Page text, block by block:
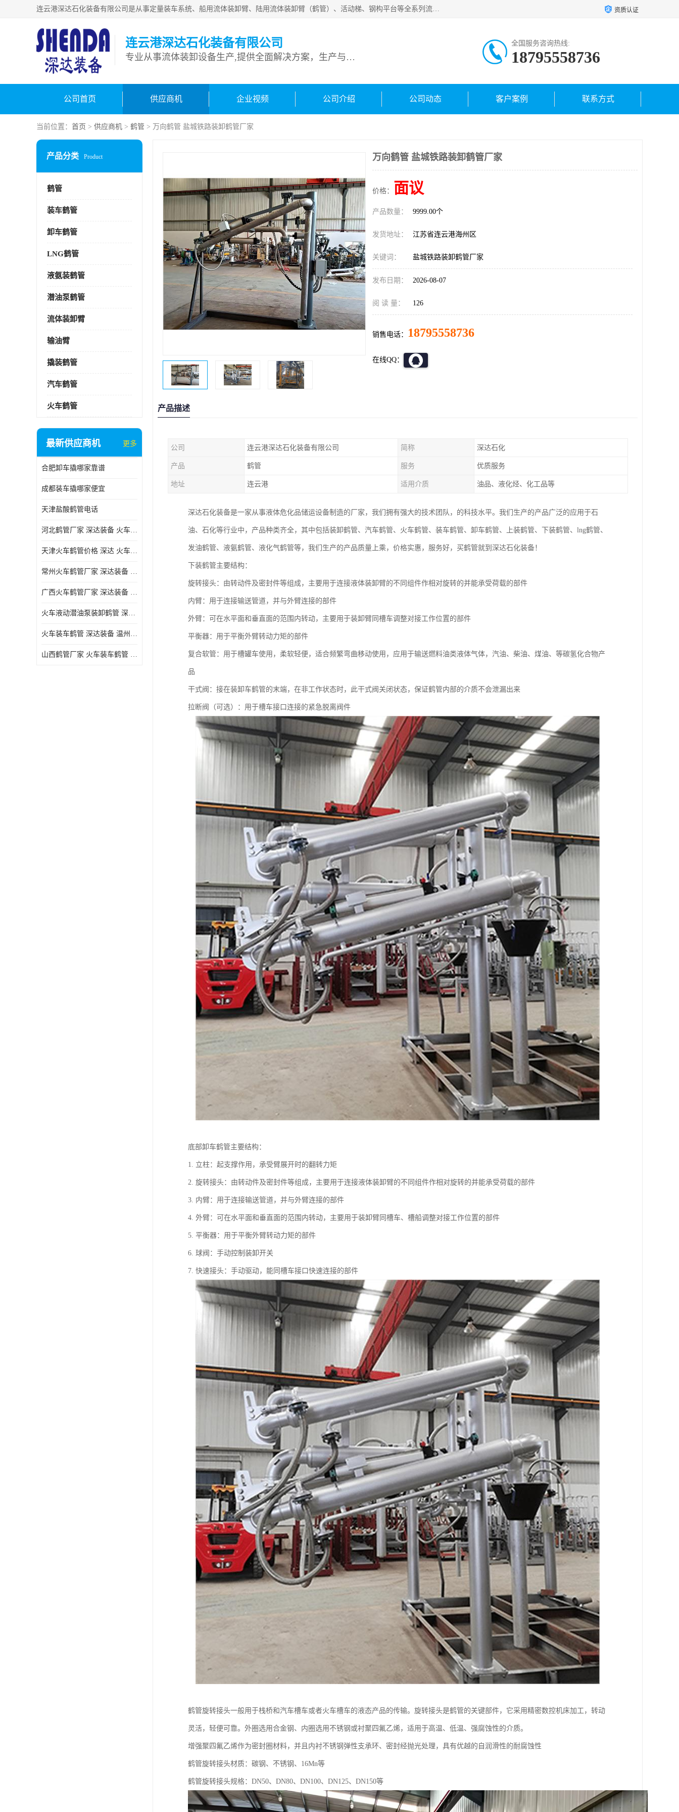
连云港深达石化装备有限公司是从事定量装车系统、船用流体装卸臂、陆用流体装卸臂（鹤管）、活动梯、钢构平台等全系列流体装卸设备的设计、制造、销售以及服务的专业供应商。公司始终以客户为中心，密切跟踪国内外油气储运及装卸设备先进技术的发展，以先进的技术、优质的产品、一流的服务，满足客户需求。 资质认证
连云港深达石化装备有限公司
专业从事流体装卸设备生产,提供全面解决方案，生产与定制服务
全国服务咨询热线:
18795558736
公司首页 供应商机 企业视频 公司介绍 公司动态 客户案例 联系方式
当前位置： 首页 > 供应商机 > 鹤管 > 万向鹤管 盐城铁路装卸鹤管厂家
产品分类 Product
鹤管
装车鹤管
卸车鹤管
LNG鹤管
液氨装鹤管
潜油泵鹤管
流体装卸臂
输油臂
撬装鹤管
汽车鹤管
火车鹤管
最新供应商机 更多
合肥卸车撬哪家靠谱
成都装车撬哪家便宜
天津盐酸鹤管电话
河北鹤管厂家 深达装备 火车液动潜油泵装卸鹤管
天津火车鹤管价格 深达 火车鹤管系列
常州火车鹤管厂家 深达装备 火车鹤管系列
广西火车鹤管厂家 深达装备 火车鹤管系列
火车液动潜油泵装卸鹤管 深达装备 安徽火车鹤管厂家
火车装车鹤管 深达装备 温州鹤管价格
山西鹤管厂家 火车装车鹤管 深达
万向鹤管 盐城铁路装卸鹤管厂家
价格： 面议
产品数量： 9999.00个
发货地址： 江苏省连云港海州区
关键词： 盐城铁路装卸鹤管厂家
发布日期： 2026-08-07
阅 读 量： 126
销售电话： 18795558736
在线QQ：
产品描述
公司 连云港深达石化装备有限公司 简称 深达石化
产品 鹤管 服务 优质服务
地址 连云港 适用介质 油品、液化烃、化工品等
深达石化装备是一家从事液体危化品储运设备制造的厂家，我们拥有强大的技术团队，的科技水平。我们生产的产品广泛的应用于石
油、石化等行业中，产品种类齐全，其中包括装卸鹤管、汽车鹤管、火车鹤管、装车鹤管、卸车鹤管、上装鹤管、下装鹤管、lng鹤管、
发油鹤管、液氨鹤管、液化气鹤管等，我们生产的产品质量上乘，价格实惠，服务好，买鹤管就到深达石化装备！
下装鹤管主要结构：
旋转接头：由转动件及密封件等组成，主要用于连接液体装卸臂的不同组件作相对旋转的并能承受荷载的部件
内臂：用于连接输送管道，并与外臂连接的部件
外臂：可在水平面和垂直面的范围内转动，主要用于装卸臂同槽车调整对接工作位置的部件
平衡器：用于平衡外臂转动力矩的部件
复合软管：用于槽罐车使用，柔软轻便，适合频繁弯曲移动使用，应用于输送燃料油类液体气体，汽油、柴油、煤油、等碳氢化合物产
品
干式阀：接在装卸车鹤管的末端，在非工作状态时，此干式阀关闭状态，保证鹤管内部的介质不会泄漏出来
拉断阀（可选）：用于槽车接口连接的紧急脱离阀件
底部卸车鹤管主要结构：
1. 立柱：起支撑作用，承受臂展开时的翻转力矩
2. 旋转接头：由转动件及密封件等组成，主要用于连接液体装卸臂的不同组件作相对旋转的并能承受荷载的部件
3. 内臂：用于连接输送管道，并与外臂连接的部件
4. 外臂：可在水平面和垂直面的范围内转动，主要用于装卸臂同槽车、槽船调整对接工作位置的部件
5. 平衡器：用于平衡外臂转动力矩的部件
6. 球阀：手动控制装卸开关
7. 快速接头：手动驱动，能同槽车接口快速连接的部件
鹤管旋转接头一般用于栈桥和汽车槽车或者火车槽车的液态产品的传输。旋转接头是鹤管的关键部件，它采用精密数控机床加工，转动
灵活，轻便可靠。外圈选用合金钢、内圈选用不锈钢或衬聚四氟乙烯，适用于高温、低温、强腐蚀性的介质。
增强聚四氟乙烯作为密封圈材料，并且内衬不锈钢弹性支承环、密封经抛光处理，具有优越的自润滑性的耐腐蚀性
鹤管旋转接头材质：碳钢、不锈钢、16Mn等
鹤管旋转接头规格：DN50、DN80、DN100、DN125、DN150等